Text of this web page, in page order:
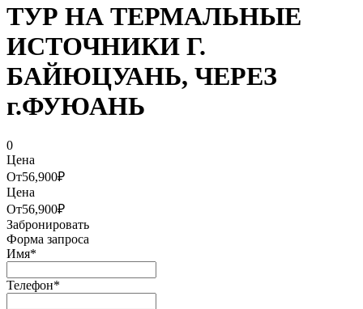
ТУР НА ТЕРМАЛЬНЫЕ
ИСТОЧНИКИ Г.
БАЙЮЦУАНЬ, ЧЕРЕЗ
г.ФУЮАНЬ
0
Цена
От56,900₽
Цена
От56,900₽
Забронировать
Форма запроса
Имя*
Телефон*